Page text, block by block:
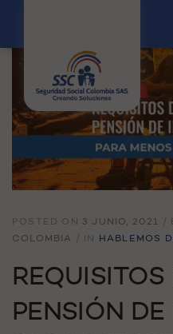
POSTED ON 3 JUNIO, 2021 /
COLOMBIA
/ IN HABLEMOS
REQUISITOS
PENSIÓN